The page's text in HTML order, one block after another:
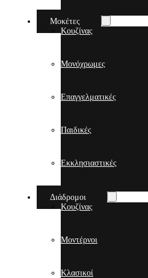
Μοκέτες
Κουζίνας
Μονόχρωμες
Επαγγελματικές
Παιδικές
Εκκλησιαστικές
Διάδρομοι
Κουζίνας
Μοντέρνοι
Κλασικοί